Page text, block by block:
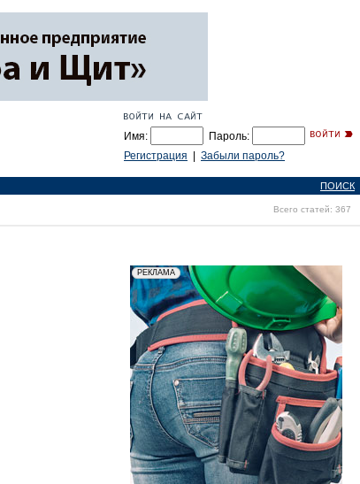
Имя:
Пароль:
Регистрация
Забыли пароль?
ПОИСК
Всего статей: 367